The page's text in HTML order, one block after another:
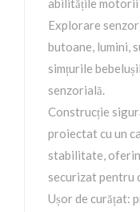
abilitățile motorii
Explorare
butoane, lumini,
simțurile
senzorială.
Construcție
proiectat cu un
stabilitate,
securizat pentru
Ușor de curățat: